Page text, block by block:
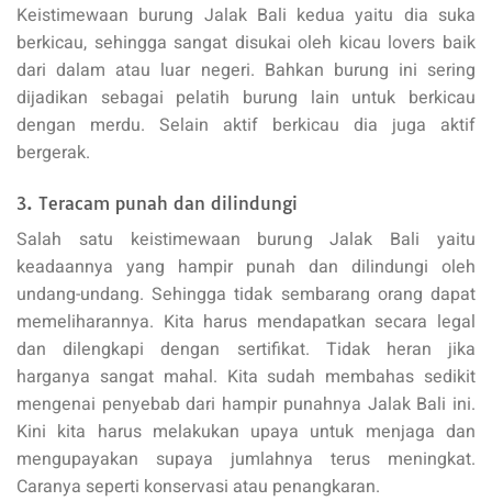
Keistimewaan burung Jalak Bali kedua yaitu dia suka
berkicau, sehingga sangat disukai oleh kicau lovers baik
dari dalam atau luar negeri. Bahkan burung ini sering
dijadikan sebagai pelatih burung lain untuk berkicau
dengan merdu. Selain aktif berkicau dia juga aktif
bergerak.
3. Teracam punah dan dilindungi
Salah satu keistimewaan burung Jalak Bali yaitu
keadaannya yang hampir punah dan dilindungi oleh
undang-undang. Sehingga tidak sembarang orang dapat
memeliharannya. Kita harus mendapatkan secara legal
dan dilengkapi dengan sertifikat. Tidak heran jika
harganya sangat mahal. Kita sudah membahas sedikit
mengenai penyebab dari hampir punahnya Jalak Bali ini.
Kini kita harus melakukan upaya untuk menjaga dan
mengupayakan supaya jumlahnya terus meningkat.
Caranya seperti konservasi atau penangkaran.